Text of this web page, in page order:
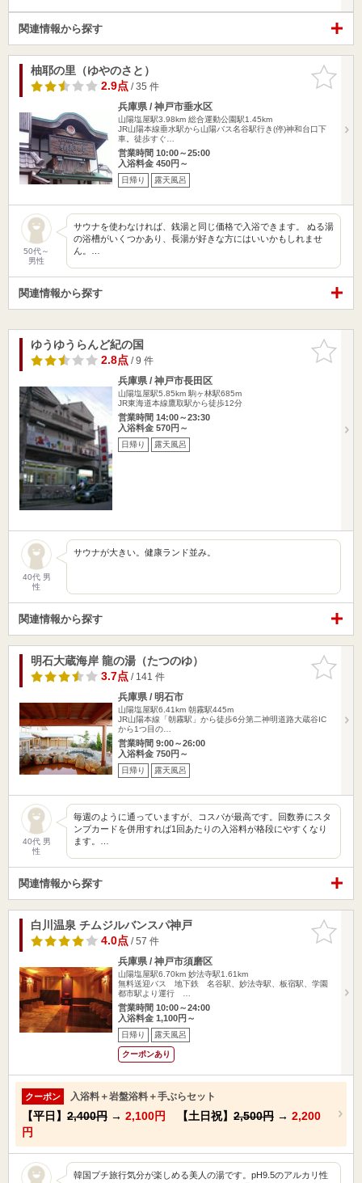
関連情報から探す
お気に入
りに追加
柚耶の里（ゆやのさと）
2.9点/ 35 件
兵庫県 / 神戸市垂水区
山陽塩屋駅3.98km 総合運動公園駅1.45km
JR山陽本線垂水駅から山陽バス名谷駅行き(停)神和台口下
車。徒歩すぐ…
営業時間 10:00～25:00
入浴料金 450円～
日帰り 露天風呂
50代～
男性
サウナを使わなければ、銭湯と同じ価格で入浴できます。 ぬる湯
の浴槽がいくつかあり、長湯が好きな方にはいいかもしれませ
ん。…
関連情報から探す
お気に入
りに追加
ゆうゆうらんど紀の国
2.8点/ 9 件
兵庫県 / 神戸市長田区
山陽塩屋駅5.85km 駒ヶ林駅685m
JR東海道本線鷹取駅から徒歩12分
営業時間 14:00～23:30
入浴料金 570円～
日帰り 露天風呂
40代 男
性
サウナが大きい。健康ランド並み。
関連情報から探す
お気に入
りに追加
明石大蔵海岸 龍の湯（たつのゆ）
3.7点/ 141 件
兵庫県 / 明石市
山陽塩屋駅6.41km 朝霧駅445m
JR山陽本線「朝霧駅」から徒歩6分第二神明道路大蔵谷IC
から1つ目の…
営業時間 9:00～26:00
入浴料金 750円～
日帰り 露天風呂
40代 男
性
毎週のように通っていますが、コスパが最高です。回数券にスタ
ンプカードを併用すれば1回あたりの入浴料が格段にやすくなり
ます。…
関連情報から探す
お気に入
りに追加
白川温泉 チムジルバンスパ神戸
4.0点/ 57 件
兵庫県 / 神戸市須磨区
山陽塩屋駅6.70km 妙法寺駅1.61km
無料送迎バス 地下鉄 名谷駅、妙法寺駅、板宿駅、学園
都市駅より運行 …
営業時間 10:00～24:00
入浴料金 1,100円～
日帰り 露天風呂
クーポンあり
クーポン 入浴料＋岩盤浴料＋手ぶらセット
【平日】 2,400円 → 2,100円 【土日祝】 2,500円 → 2,200
円
韓国プチ旅行気分が楽しめる美人の湯です。pH9.5のアルカリ性